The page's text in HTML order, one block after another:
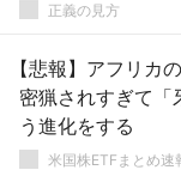
正義の見方
【悲報】アフリカ
密猟されすぎて「
う進化をする
米国株ETFまとめ速